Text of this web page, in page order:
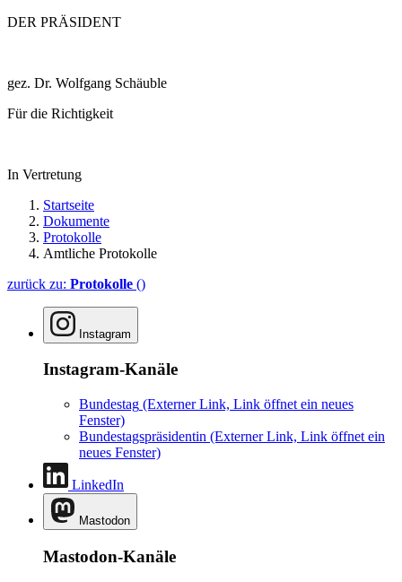
DER PRÄSIDENT
gez. Dr. Wolfgang Schäuble
Für die Richtigkeit
In Vertretung
Startseite
Dokumente
Protokolle
Amtliche Protokolle
zurück zu: Protokolle ()
Instagram
Instagram-Kanäle
Bundestag (Externer Link, Link öffnet ein neues
Fenster)
Bundestagspräsidentin (Externer Link, Link öffnet ein
neues Fenster)
LinkedIn
Mastodon
Mastodon-Kanäle